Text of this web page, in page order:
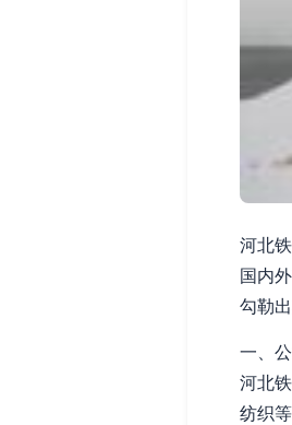
河北
国内
勾勒
一、
河北
纺织